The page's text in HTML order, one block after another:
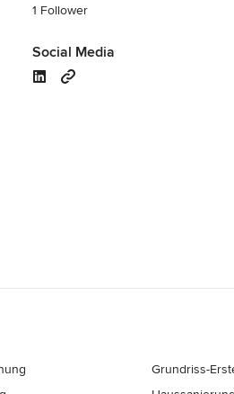
1 Follower
Social Media
Grundriss-